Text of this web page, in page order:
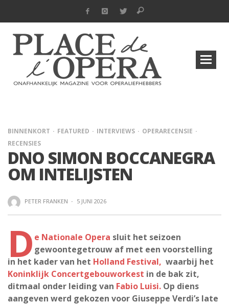
BINNENKORT FEATURED INTERVIEWS
OPERARECENSIE
RECENSIES
DNO SIMON BOCCANEGRA
OM INTELIJSTEN
PETER FRANKEN · 5 JUNI 2026
D e Nationale Opera sluit het seizoen
gewoontegetrouw af met een voorstelling
in het kader van het Holland Festival, waarbij het
Koninklijk Concertgebouworkest in de bak zit,
ditmaal onder leiding van Fabio Luisi. Op diens
aangeven werd gekozen voor Giuseppe Verdi’s late